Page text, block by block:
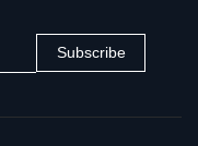
Subscribe